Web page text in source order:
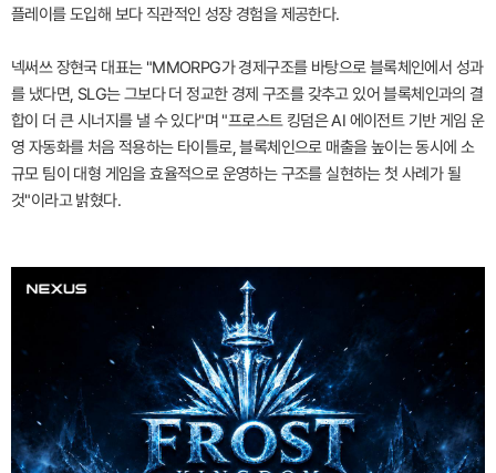
플레이를 도입해 보다 직관적인 성장 경험을 제공한다.
넥써쓰 장현국 대표는 "MMORPG가 경제구조를 바탕으로 블록체인에서 성과
를 냈다면, SLG는 그보다 더 정교한 경제 구조를 갖추고 있어 블록체인과의 결
합이 더 큰 시너지를 낼 수 있다"며 "프로스트 킹덤은 AI 에이전트 기반 게임 운
영 자동화를 처음 적용하는 타이틀로, 블록체인으로 매출을 높이는 동시에 소
규모 팀이 대형 게임을 효율적으로 운영하는 구조를 실현하는 첫 사례가 될
것"이라고 밝혔다.